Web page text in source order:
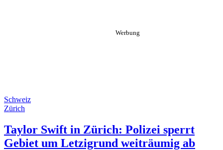
Schweiz
Zürich
Taylor Swift in Zürich: Polizei sperrt
Gebiet um Letzigrund weiträumig ab